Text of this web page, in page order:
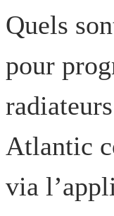
Quels
pour
Atlantic
via